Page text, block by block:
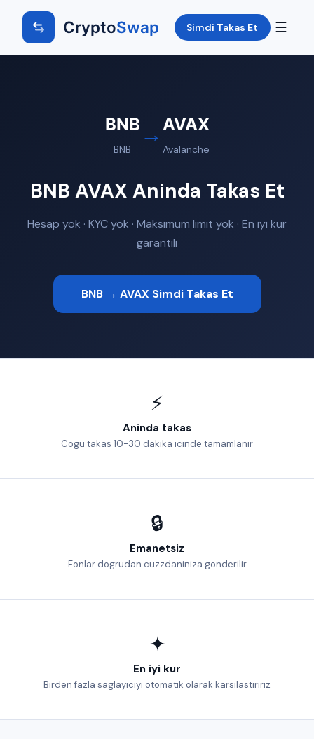
CryptoSwap Simdi Takas Et ☰
BNB
BNB
→ AVAX
Avalanche
BNB AVAX Aninda Takas Et
Hesap yok · KYC yok · Maksimum limit yok · En iyi kur
garantili
BNB → AVAX Simdi Takas Et
⚡
Aninda takas
Cogu takas 10-30 dakika icinde tamamlanir
🔒
Emanetsiz
Fonlar dogrudan cuzzdaniniza gonderilir
✦
En iyi kur
Birden fazla saglayiciyi otomatik olarak karsilastiririz